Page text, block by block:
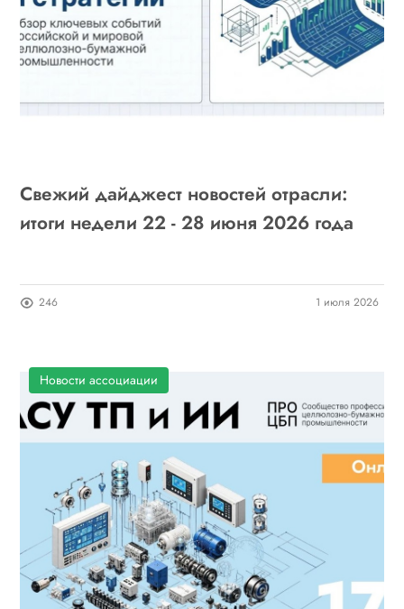
Свежий дайджест новостей отрасли:
итоги недели 22 - 28 июня 2026 года
246 1 июля 2026
Новости ассоциации